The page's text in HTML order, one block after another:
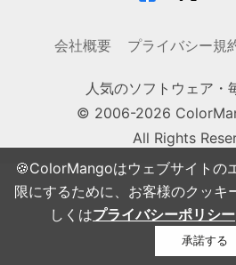
🍪ColorMangoはウェブサイトの
限にするために、お客様のクッキ
しくはプライバシーポリシー
承諾する
会社概要 プライバシー規
人気のソフトウェア・
© 2006-2026
All Rights